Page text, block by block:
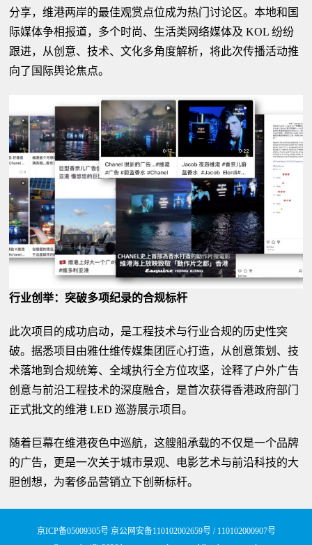
分享，维港两岸的最佳观赏点位成为热门讨论区。本地和国
际媒体争相报道，多个时尚、生活类网络媒体及 KOL 纷纷
跟进，从创意、技术、文化多角度解析，将此次传播活动推
向了国际舆论焦点。
行业创举：突破多项纪录的合规标杆
此次项目的成功启动，是工程技术与行业合规的历史性突
破。据悉项目由雅仕维传媒集团匠心打造，从创意策划、技
术落地到合规统筹、全域执行全方位攻坚，诠释了户外广告
创意与前沿工程技术的深度融合，是首次获得香港政府部门
正式批文的维港 LED 巡游展示项目。
随着巨幕在维港夜色中巡航，这艘船承载的不仅是一个品牌
的广告，更是一次关于城市景观、电影艺术与前沿科技的大
胆创想，为奢侈品营销立下创新标杆。
京ICP备05009305号京公网安备110102002659号 / 110102000907号